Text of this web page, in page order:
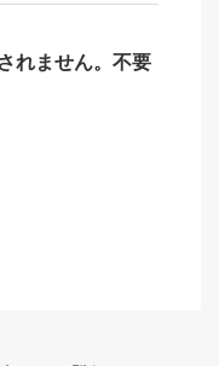
れません。不要